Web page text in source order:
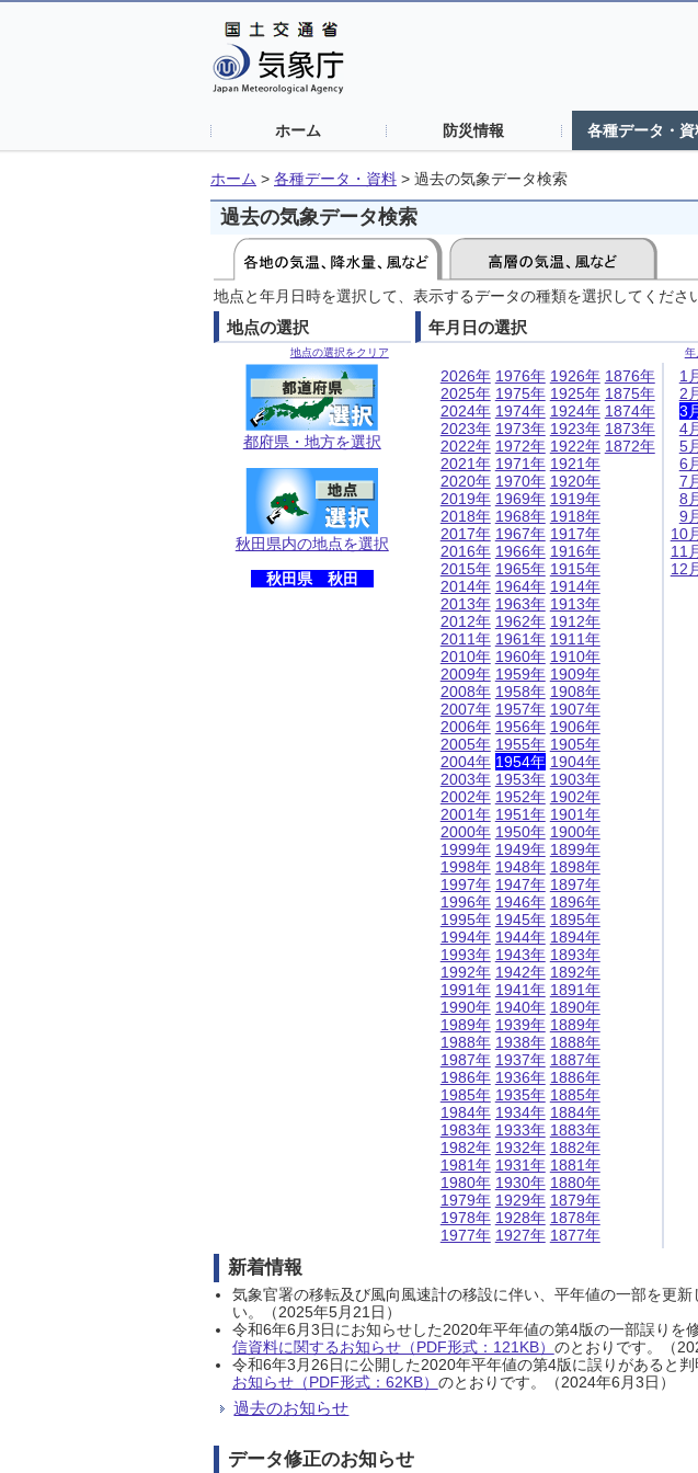
ホーム 防災情報 各種データ・資
ホーム > 各種データ・資料 > 過去の気象データ検索
過去の気象データ検索
地点と年月日時を選択して、表示するデータの種類を選択してくださ
地点の選択
地点の選択をクリア
都府県・地方を選択
秋田県内の地点を選択
秋田県 秋田
年月日の選択
年
2026年
2025年
2024年
2023年
2022年
2021年
2020年
2019年
2018年
2017年
2016年
2015年
2014年
2013年
2012年
2011年
2010年
2009年
2008年
2007年
2006年
2005年
2004年
2003年
2002年
2001年
2000年
1999年
1998年
1997年
1996年
1995年
1994年
1993年
1992年
1991年
1990年
1989年
1988年
1987年
1986年
1985年
1984年
1983年
1982年
1981年
1980年
1979年
1978年
1977年
1976年
1975年
1974年
1973年
1972年
1971年
1970年
1969年
1968年
1967年
1966年
1965年
1964年
1963年
1962年
1961年
1960年
1959年
1958年
1957年
1956年
1955年
1954年
1953年
1952年
1951年
1950年
1949年
1948年
1947年
1946年
1945年
1944年
1943年
1942年
1941年
1940年
1939年
1938年
1937年
1936年
1935年
1934年
1933年
1932年
1931年
1930年
1929年
1928年
1927年
1926年
1925年
1924年
1923年
1922年
1921年
1920年
1919年
1918年
1917年
1916年
1915年
1914年
1913年
1912年
1911年
1910年
1909年
1908年
1907年
1906年
1905年
1904年
1903年
1902年
1901年
1900年
1899年
1898年
1897年
1896年
1895年
1894年
1893年
1892年
1891年
1890年
1889年
1888年
1887年
1886年
1885年
1884年
1883年
1882年
1881年
1880年
1879年
1878年
1877年
1876年
1875年
1874年
1873年
1872年
1
2
3
4
5
6
7
8
9
10
11
12
新着情報
気象官署の移転及び風向風速計の移設に伴い、平年値の一部を更新
い。（2025年5月21日）
令和6年6月3日にお知らせした2020年平年値の第4版の一部誤り
信資料に関するお知らせ（PDF形式：121KB） のとおりです。（
令和6年3月26日に公開した2020年平年値の第4版に誤りがあると
お知らせ（PDF形式：62KB） のとおりです。（2024年6月3日）
過去のお知らせ
データ修正のお知らせ